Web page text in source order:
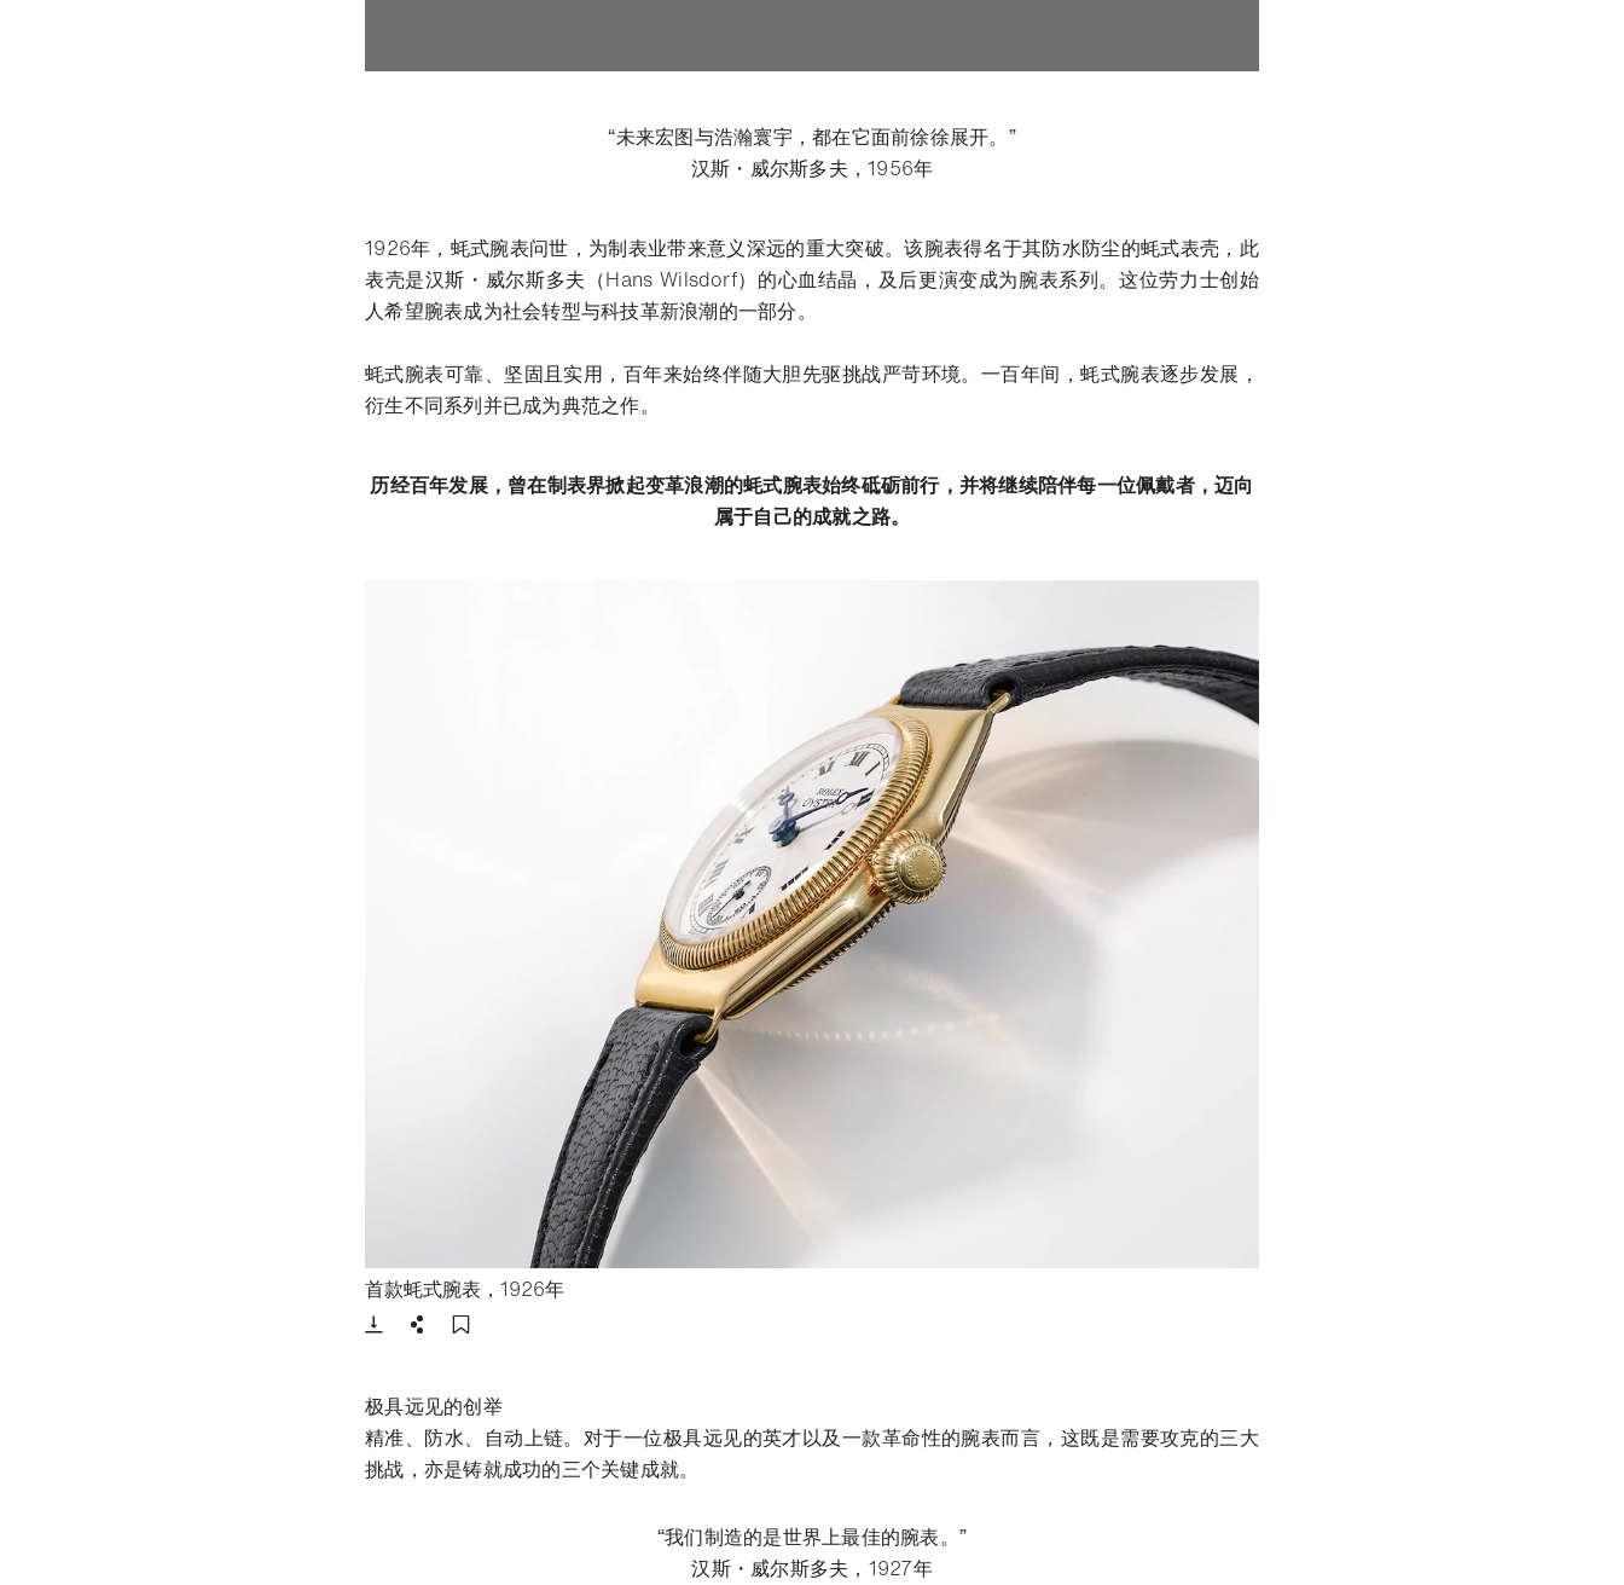
“未来宏图与浩瀚寰宇，都在它面前徐徐展开。”
汉斯・威尔斯多夫，1956年
1926年，蚝式腕表问世，为制表业带来意义深远的重大突破。该腕表得名于其防水防尘的蚝式表壳，此
表壳是汉斯・威尔斯多夫（Hans Wilsdorf）的心血结晶，及后更演变成为腕表系列。这位劳力士创始
人希望腕表成为社会转型与科技革新浪潮的一部分。
蚝式腕表可靠、坚固且实用，百年来始终伴随大胆先驱挑战严苛环境。一百年间，蚝式腕表逐步发展，
衍生不同系列并已成为典范之作。
历经百年发展，曾在制表界掀起变革浪潮的蚝式腕表始终砥砺前行，并将继续陪伴每一位佩戴者，迈向
属于自己的成就之路。
首款蚝式腕表，1926年- 打开lightbox
下载
分享
极具远见的创举
精准、防水、自动上链。对于一位极具远见的英才以及一款革命性的腕表而言，这既是需要攻克的三大
挑战，亦是铸就成功的三个关键成就。
“我们制造的是世界上最佳的腕表。”
汉斯・威尔斯多夫，1927年